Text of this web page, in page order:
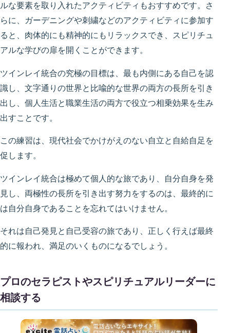
ルな要素を取り入れたアクティビティもおすすめです。さ
らに、ガーデニングや刺繍などのアクティビティに参加す
ると、肉体的にも精神的にもリラックスでき、スピリチュ
アルな学びの扉を開くことができます。
ツインレイ統合の究極の目標は、最も内側にある自己を認
識し、文字通りの世界と比喩的な世界の両方の長所を引き
出し、個人生活と職業生活の両方で役立つ相乗効果を生み
出すことです。
この練習は、現代社会でかけがえのない自立と自給自足を
促します。
ツインレイ統合は極めて個人的な旅であり、自分自身を発
見し、両極性の長所を引き出す努力をするのは、最終的に
は自分自身であることを忘れてはいけません。
それは自己発見と自己受容の旅であり、正しく行えば最終
的に報われ、満足のいくものになるでしょう。
プロのセラピストやスピリチュアルリーダーに
相談する